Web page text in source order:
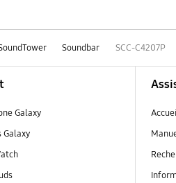
Soundbar SCC-C4207P
Galaxy
Galaxy